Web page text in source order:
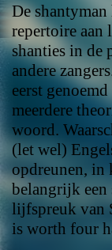
De
repertoire aan
shanties in de
andere
eerst
meerdere
woord.
(let wel)
opdreunen, in
belangrijk
lijfspreuk van
is worth four